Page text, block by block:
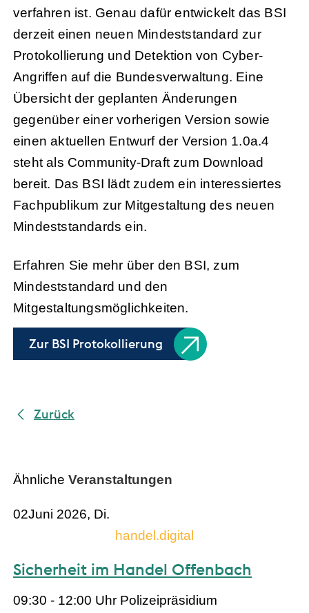
verfahren ist. Genau dafür entwickelt das BSI
derzeit einen neuen Mindeststandard zur
Protokollierung und Detektion von Cyber-
Angriffen auf die Bundesverwaltung. Eine
Übersicht der geplanten Änderungen
gegenüber einer vorherigen Version sowie
einen aktuellen Entwurf der Version 1.0a.4
steht als Community-Draft zum Download
bereit. Das BSI lädt zudem ein interessiertes
Fachpublikum zur Mitgestaltung des neuen
Mindeststandards ein.
Erfahren Sie mehr über den BSI, zum
Mindeststandard und den
Mitgestaltungsmöglichkeiten.
Zur BSI Protokollierung
Zurück
Ähnliche Veranstaltungen
02Juni 2026, Di.
handel.digital
Sicherheit im Handel Offenbach
09:30 - 12:00 Uhr Polizeipräsidium